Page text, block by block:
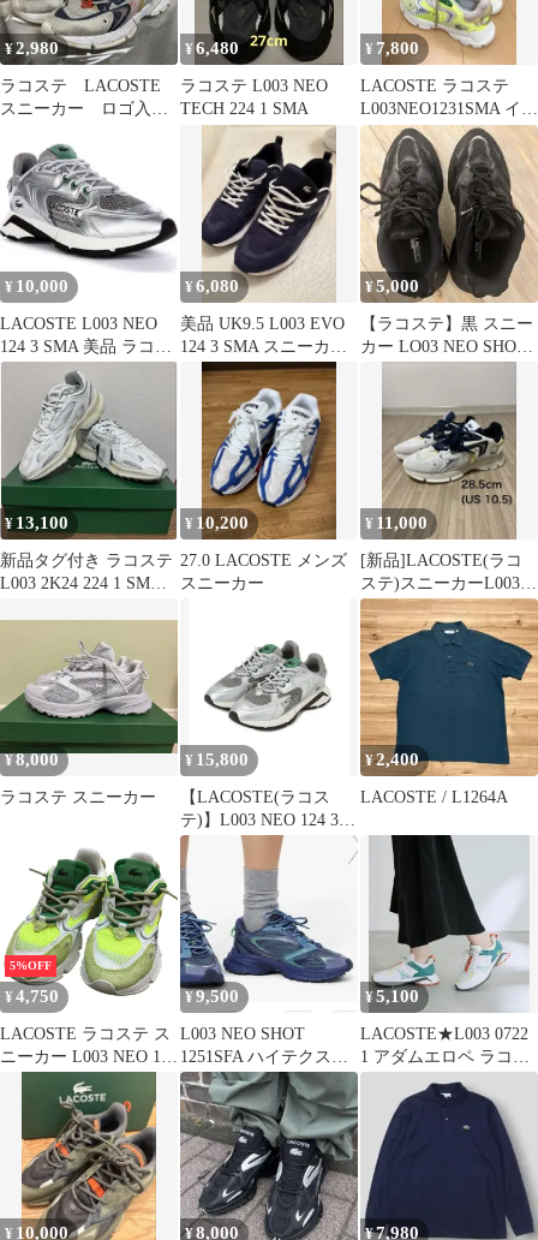
¥2,980
ラコステ LACOSTE
スニーカー ロゴ入
¥6,480
ラコステ L003 NEO
TECH 224 1 SMA
¥ 7,800
LACOSTE ラコステ
L003NEO1231SMA イエ
ロー/ホワイト
¥ 10,000
LACOSTE L003 NEO
124 3 SMA 美品 ラコス
テ スニーカー
¥6,080
美品 UK9.5 L003 EVO
124 3 SMA スニーカー
ネイビー
¥5,000
【ラコステ】黒 スニー
カー LO03 NEO SHOT
¥ 13,100
新品タグ付き ラコステ
L003 2K24 224 1 SMA
¥ 10,200
27.0 LACOSTE メンズ
スニーカー
¥ 11,000
[新品]LACOSTE(ラコ
ステ)スニーカーL003
NEO 123 1 SMA
¥8,000
ラコステ スニーカー
¥ 15,800
【LACOSTE(ラコス
テ)】L003 NEO 124 3
SFA
¥2,400
LACOSTE / L1264A
5%OFF
¥ 4,750
LACOSTE ラコステ ス
ニーカー L003 NEO 123
L003 中古 Y４
¥9,500
L003 NEO SHOT
1251SFA ハイテクスニ
ーカー ブルー 24.5
¥5,100
LACOSTE★L003 0722
1 アダムエロペ ラコス
¥ 10,000 ¥8,000 ¥7,980